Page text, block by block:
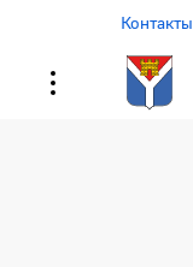
Контакты